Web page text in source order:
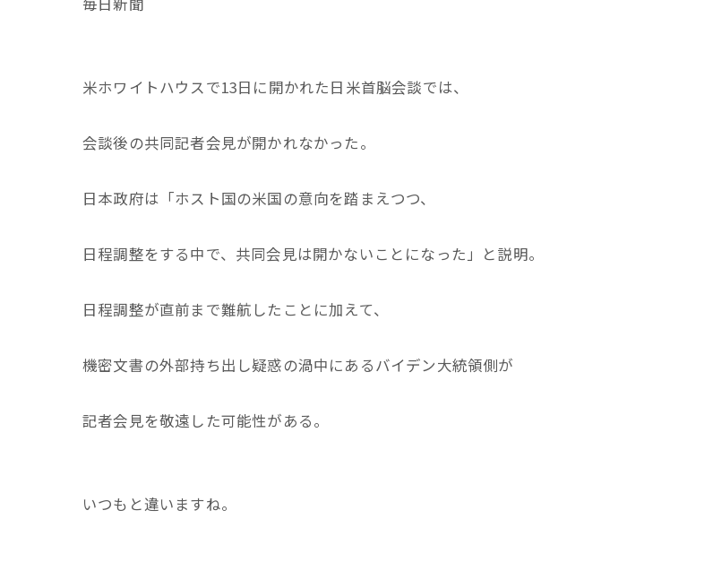
米ホワイトハウスで13日に開かれた日米首脳会談では、
会談後の共同記者会見が開かれなかった。
日本政府は「ホスト国の米国の意向を踏まえつつ、
日程調整をする中で、共同会見は開かないことになった」と説明。
日程調整が直前まで難航したことに加えて、
機密文書の外部持ち出し疑惑の渦中にあるバイデン大統領側が
記者会見を敬遠した可能性がある。
いつもと違いますね。